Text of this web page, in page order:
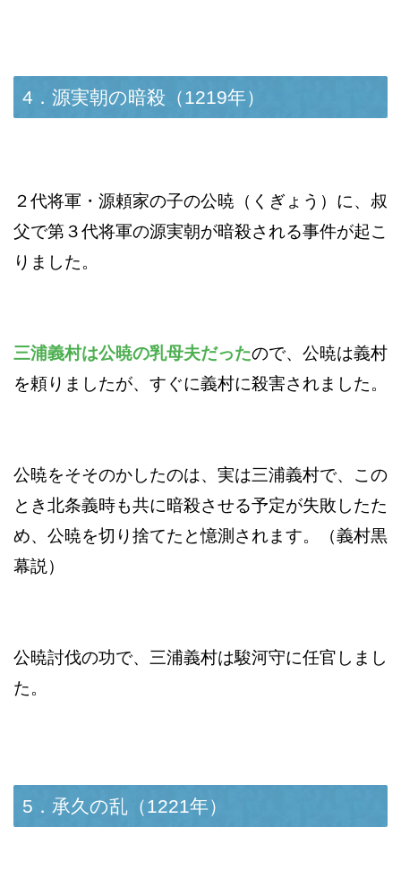
4．源実朝の暗殺（1219年）
２代将軍・源頼家の子の公暁（くぎょう）に、叔
父で第３代将軍の源実朝が暗殺される事件が起こ
りました。
三浦義村は公暁の乳母夫だったので、公暁は義村
を頼りましたが、すぐに義村に殺害されました。
公暁をそそのかしたのは、実は三浦義村で、この
とき北条義時も共に暗殺させる予定が失敗したた
め、公暁を切り捨てたと憶測されます。（義村黒
幕説）
公暁討伐の功で、三浦義村は駿河守に任官しまし
た。
5．承久の乱（1221年）